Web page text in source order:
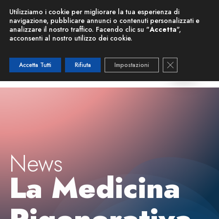
Nuova Risonanza Magnetica
News
La Medicina
Utilizziamo i cookie per migliorare la tua esperienza di
navigazione, pubblicare annunci o contenuti personalizzati e
analizzare il nostro traffico. Facendo clic su "Accetta",
acconsenti al nostro utilizzo dei cookie.
Accetta Tutti Rifiuta Impostazioni Close GDPR